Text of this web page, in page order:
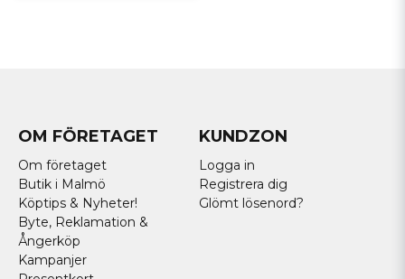
OM FÖRETAGET
Om företaget
Butik i Malmö
Köptips & Nyheter!
Byte, Reklamation &
Ångerköp
Kampanjer
KUNDZON
Logga in
Registrera dig
Glömt lösenord?